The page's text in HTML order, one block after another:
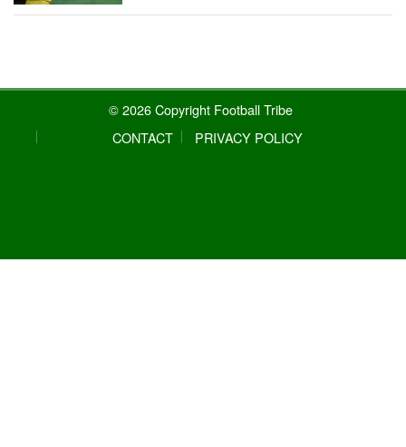
© 2026 Copyright Football Tribe
CONTACT
PRIVACY POLICY